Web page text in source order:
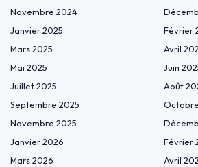
Novembre 2024
Janvier 2025
Février
Mars 2025
Avril
Mai 2025
Juin
Juillet 2025
Août
Septembre 2025
Novembre 2025
Janvier 2026
Février
Mars 2026
Avril